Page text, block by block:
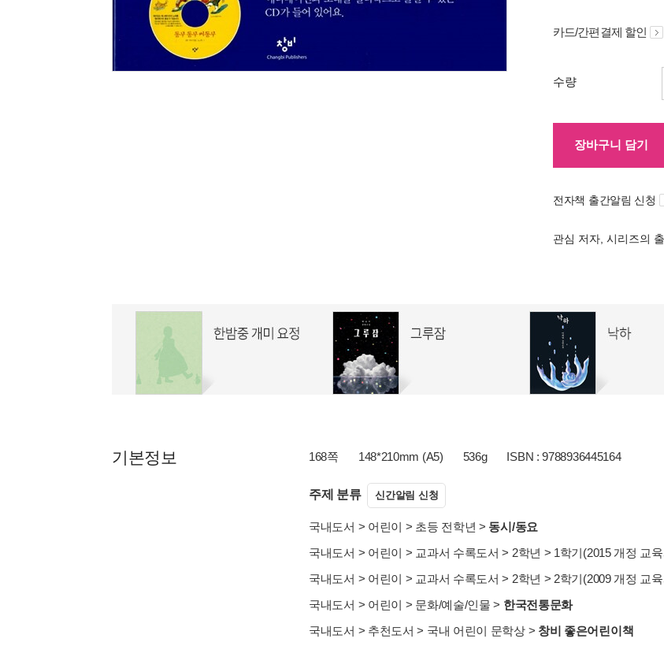
카드/간편결제 할인
수량
장바구니 담기
전자책 출간알림 신청
관심 저자, 시리즈의
기본정보 168쪽 148*210mm (A5) 536g ISBN : 9788936445164
주제 분류 신간알림 신청
국내도서 > 어린이 > 초등 전학년 > 동시/동요
국내도서 > 어린이 > 교과서 수록도서 > 2학년 > 1학기(2015 개정 교
국내도서 > 어린이 > 교과서 수록도서 > 2학년 > 2학기(2009 개정 교
국내도서 > 어린이 > 문화/예술/인물 > 한국전통문화
국내도서 > 추천도서 > 국내 어린이 문학상> 창비 좋은어린이책